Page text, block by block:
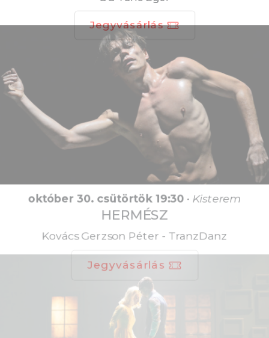
Jegyvásárlás
október 30. csütörtök 19:30• Kisterem
HERMÉSZ
Jegyvásárlás